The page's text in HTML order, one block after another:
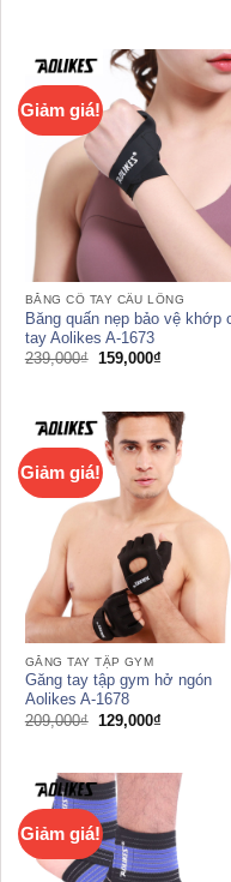
Giảm giá!
BĂNG CỔ TAY CẦU LÔNG
Băng quấn nẹp bảo vệ khớp
tay Aolikes A-1673
239,000₫ Giá
159,000₫Giá
159,000₫.
Giảm giá!
GĂNG TAY TẬP GYM
Găng tay tập gym hở ngón
Aolikes A-1678
209,000₫ Giá
129,000₫Giá
129,000₫.
Giảm giá!